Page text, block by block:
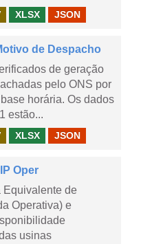
XLSX JSON
de Despacho
de geração
pelo ONS por
horária. Os dados
estão...
XLSX JSON
Oper
Equivalente de
Operativa) e
usinas